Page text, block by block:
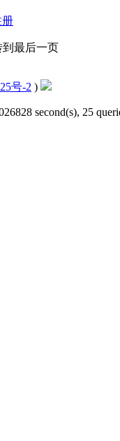
册
到最后一页
号-2 )
second(s), 25